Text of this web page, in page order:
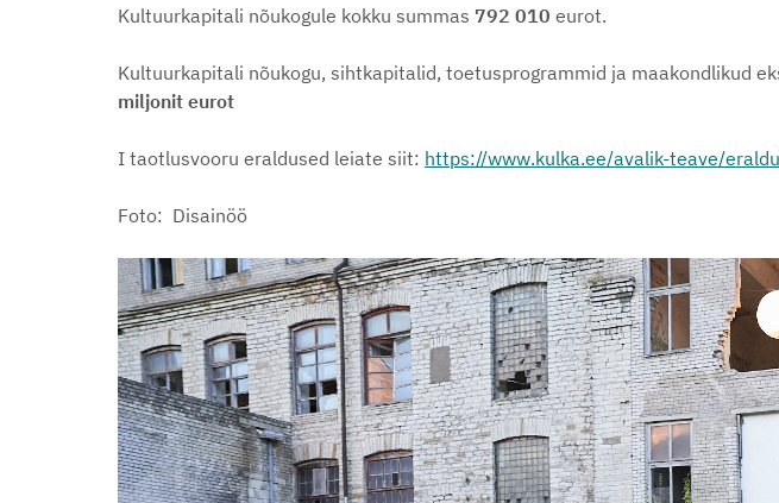
Kultuurkapitali nõukogule kokku summas 792 010 eurot.
Kultuurkapitali nõukogu, sihtkapitalid, toetusprogrammid ja maakondlikud
miljonit eurot
I taotlusvooru eraldused leiate siit: https://www.kulka.ee/avalik-teave/
Foto: Disainöö